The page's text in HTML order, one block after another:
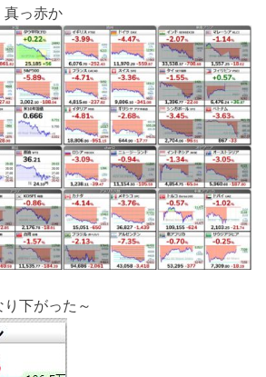
真っ赤か
下がった～